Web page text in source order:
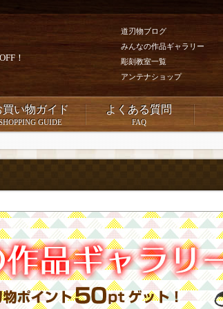
！
道刃物ブログ
みんなの作品ギャラリー
彫刻教室一覧
アンテナショップ
買い物ガイド
GUIDE
よくある質問
FAQ